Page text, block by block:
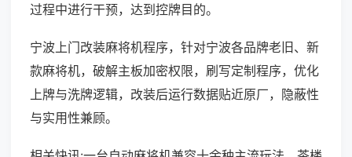
过程中进行干预，达到控牌目的。
宁波上门改装麻将机程序，针对宁波各品牌老旧、新
款麻将机，破解主板加密权限，刷写定制程序，优化
上牌与洗牌逻辑，改装后运行数据贴近原厂，隐蔽性
与实用性兼顾。